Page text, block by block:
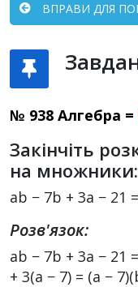
ВПРАВИ ДЛЯ
№ 938 Алгебра =
Закінчіть
на множники:
ab − 7b + 3a − 21
Розв'язок:
ab − 7b + 3a − 21
+ 3(a − 7) = (a −